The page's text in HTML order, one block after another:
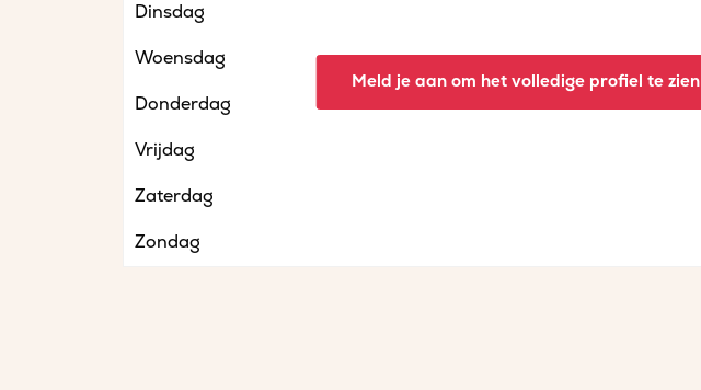
Dinsdag
Woensdag
Donderdag
Vrijdag
Zaterdag
Zondag
Meld je aan om het volledige profiel te zien